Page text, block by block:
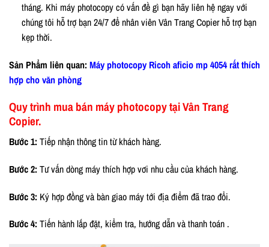
tháng. Khi máy photocopy có vấn đề gì bạn hãy liên hệ ngay với
chúng tôi hỗ trợ bạn 24/7 để nhân viên Vân Trang Copier hỗ trợ bạn
kẹp thời.
Sản Phẩm liên quan:Máy photocopy Ricoh aficio mp 4054 rất thích
hợp cho văn phòng
Quy trình mua bán máy photocopy tại Vân Trang
Copier.
Bước 1:Tiếp nhận thông tin từ khách hàng.
Bước 2:Tư vấn dòng máy thích hợp vơi nhu cầu của khách hàng.
Bước 3: Ký hợp đồng và bàn giao máy tới địa điểm đã trao đổi.
Bước 4:Tiến hành lắp đặt, kiểm tra, hướng dẫn và thanh toán .